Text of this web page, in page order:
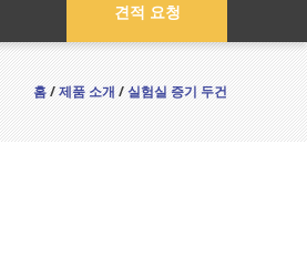
견적 요청
홈/제품 소개/실험실 증기 두건